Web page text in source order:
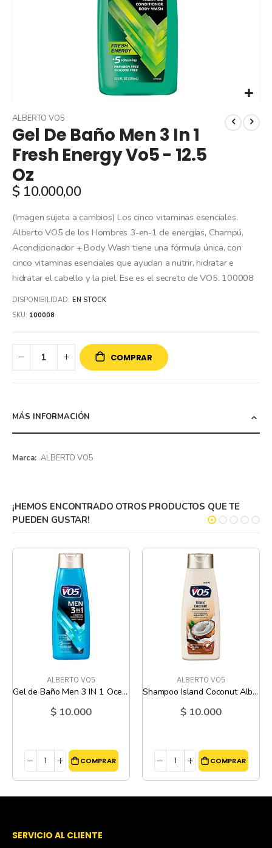
to
the
beginning
of
the
images
gallery
Gel De Baño Men 3 In 1
Fresh Energy Vo5 - 12.5
Oz
ALBERTO VO5
$ 10.000,00
(Imagen sujeta a cambios) Los cinco vitaminas esenciales.
Alberto VO5 de los Hombres 3-en-1 de energías, Champú,
Acondicionador + Body Wash tiene una fórmula única, con
cinco vitaminas esenciales que ayudan a nutrir, hidratar e
hidratar el cabello y la piel. Ese es el secreto de VO5. 100008
DISPONIBILIDAD: EN STOCK
SKU 100008
COMPRAR
MÁS INFORMACIÓN
Más
ALBERTO VO5
¡HEMOS ENCONTRADO OTROS PRODUCTOS QUE TE
PUEDEN GUSTAR!
ALBERTO VO5
Gel de Baño Men 3 IN 1 Ocean Surge Alberto VO5 - 12.5 Oz
$ 10.000
COMPRAR
ALBERTO VO5
Shampoo Island Coconut Alberto VO5 - 12.5 Oz
$ 10.000
COMPRAR
SERVICIO AL CLIENTE